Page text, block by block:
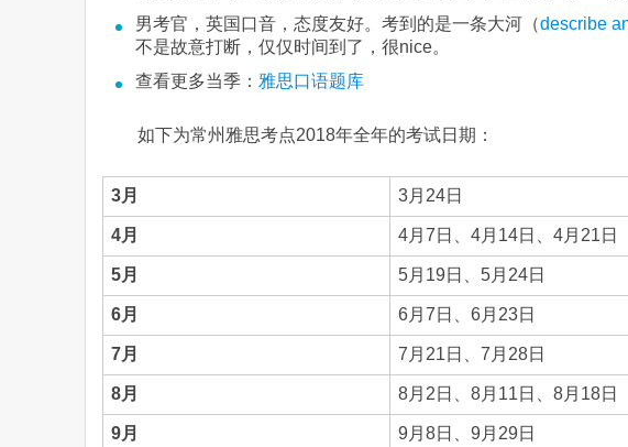
男考官，英国口音，态度友好。考到的是一条大河（describe
不是故意打断，仅仅时间到了，很nice。
查看更多当季： 雅思口语题库
如下为常州雅思考点2018年全年的考试日期：
3月 3月24日
4月 4月7日、4月14日、4月21日
5月 5月19日、5月24日
6月 6月7日、6月23日
7月 7月21日、7月28日
8月 8月2日、8月11日、8月18日
9月 9月8日、9月29日